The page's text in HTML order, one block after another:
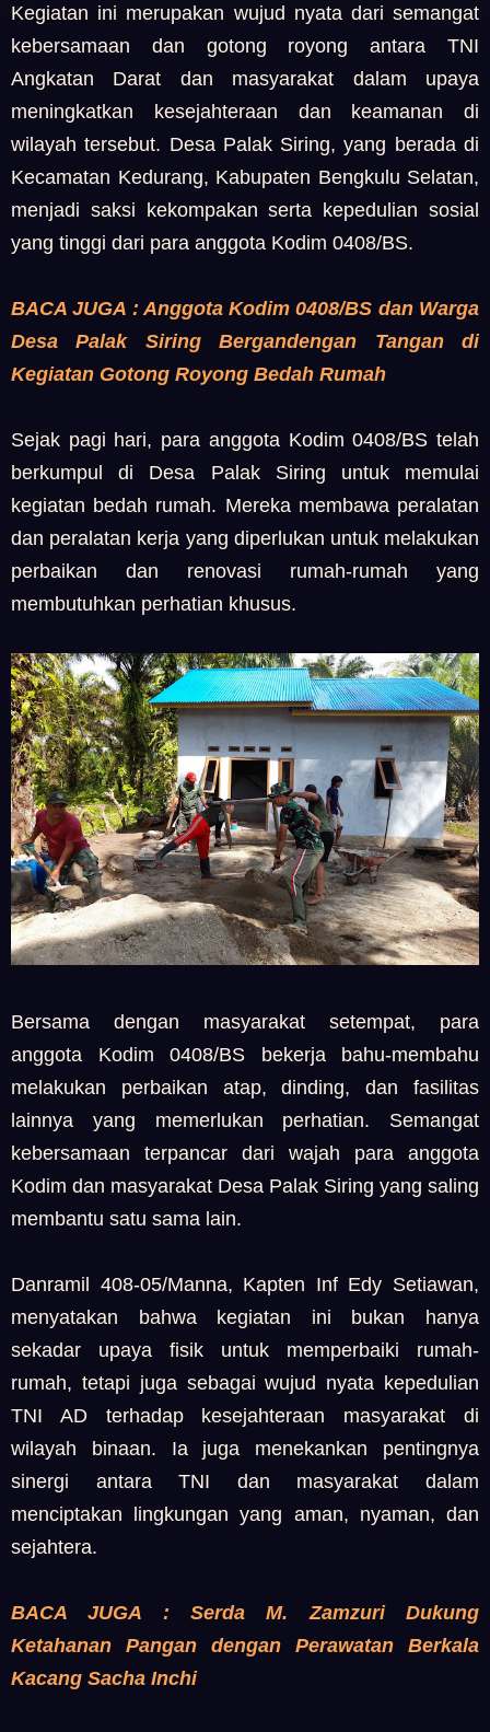
Kegiatan ini merupakan wujud nyata dari semangat
kebersamaan dan gotong royong antara TNI
Angkatan Darat dan masyarakat dalam upaya
meningkatkan kesejahteraan dan keamanan di
wilayah tersebut. Desa Palak Siring, yang berada di
Kecamatan Kedurang, Kabupaten Bengkulu Selatan,
menjadi saksi kekompakan serta kepedulian sosial
yang tinggi dari para anggota Kodim 0408/BS.
BACA JUGA : Anggota Kodim 0408/BS dan Warga
Desa Palak Siring Bergandengan Tangan di
Kegiatan Gotong Royong Bedah Rumah
Sejak pagi hari, para anggota Kodim 0408/BS telah
berkumpul di Desa Palak Siring untuk memulai
kegiatan bedah rumah. Mereka membawa peralatan
dan peralatan kerja yang diperlukan untuk melakukan
perbaikan dan renovasi rumah-rumah yang
membutuhkan perhatian khusus.
Bersama dengan masyarakat setempat, para
anggota Kodim 0408/BS bekerja bahu-membahu
melakukan perbaikan atap, dinding, dan fasilitas
lainnya yang memerlukan perhatian. Semangat
kebersamaan terpancar dari wajah para anggota
Kodim dan masyarakat Desa Palak Siring yang saling
membantu satu sama lain.
Danramil 408-05/Manna, Kapten Inf Edy Setiawan,
menyatakan bahwa kegiatan ini bukan hanya
sekadar upaya fisik untuk memperbaiki rumah-
rumah, tetapi juga sebagai wujud nyata kepedulian
TNI AD terhadap kesejahteraan masyarakat di
wilayah binaan. Ia juga menekankan pentingnya
sinergi antara TNI dan masyarakat dalam
menciptakan lingkungan yang aman, nyaman, dan
sejahtera.
BACA JUGA : Serda M. Zamzuri Dukung
Ketahanan Pangan dengan Perawatan Berkala
Kacang Sacha Inchi